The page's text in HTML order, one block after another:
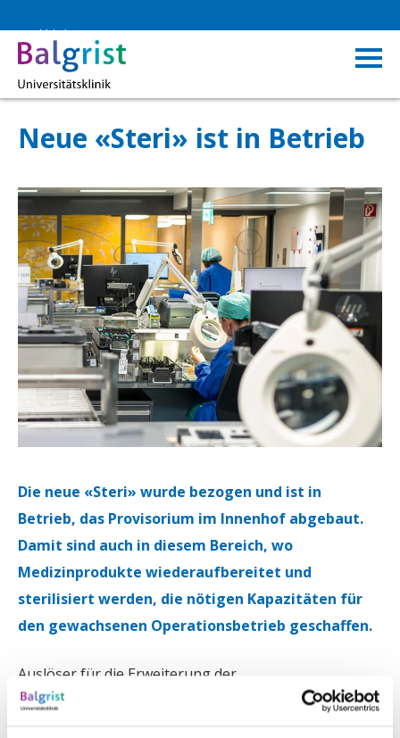
Rückblick
Neue «Steri» ist in Betrieb
Die neue «Steri» wurde bezogen und ist in
Betrieb, das Provisorium im Innenhof abgebaut.
Damit sind auch in diesem Bereich, wo
Medizinprodukte wiederaufbereitet und
sterilisiert werden, die nötigen Kapazitäten für
den gewachsenen Operationsbetrieb geschaffen.
Auslöser für die Erweiterung der
Aufbereitungseinheit für Medizinprodukte (AEMP),
wie die Steri korrekt bezeichnet wird, war die knapp